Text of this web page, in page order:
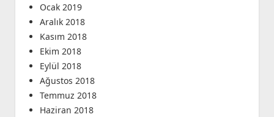
Ocak 2019
Aralık 2018
Kasım 2018
Ekim 2018
Eylül 2018
Ağustos 2018
Temmuz 2018
Haziran 2018